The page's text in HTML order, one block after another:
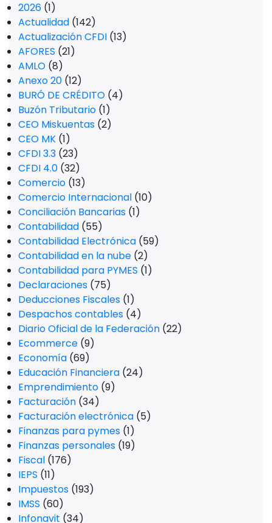
2026 (1)
Actualidad (142)
Actualización CFDI (13)
AFORES (21)
AMLO (8)
Anexo 20 (12)
BURÓ DE CRÉDITO (4)
Buzón Tributario (1)
CEO Miskuentas (2)
CEO MK (1)
CFDI 3.3 (23)
CFDI 4.0 (32)
Comercio (13)
Comercio Internacional (10)
Conciliación Bancarias (1)
Contabilidad (55)
Contabilidad Electrónica (59)
Contabilidad en la nube (2)
Contabilidad para PYMES (1)
Declaraciones (75)
Deducciones Fiscales (1)
Despachos contables (4)
Diario Oficial de la Federación (22)
Ecommerce (9)
Economía (69)
Educación Financiera (24)
Emprendimiento (9)
Facturación (34)
Facturación electrónica (5)
Finanzas para pymes (1)
Finanzas personales (19)
Fiscal (176)
IEPS (11)
Impuestos (193)
IMSS (60)
Infonavit (34)